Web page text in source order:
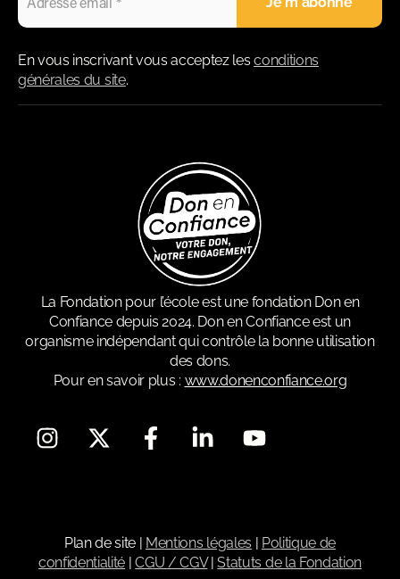
En vous inscrivant vous acceptez lesconditions
générales du site.
La Fondation pour l’école est une fondation Don en
Confiance depuis 2024. Don en Confiance est un
organisme indépendant qui contrôle la bonne utilisation
des dons.
Pour en savoir plus : www.donenconfiance.org
Plan de site | Mentions légales | Politique de
confidentialité |CGU / CGV|Statuts de la Fondation